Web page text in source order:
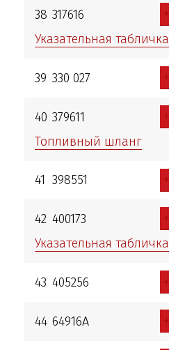
38 317616
+
Указательная табличка
39 330 027 +
40 379611
+
Топливный шланг
41 398551 +
42 400173
+
Указательная табличка
43 405256 +
44 64916А +